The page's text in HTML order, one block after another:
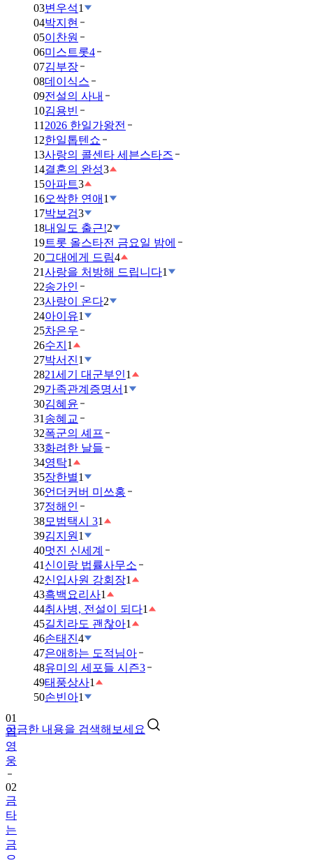
03변우석1
04박지현
05이찬원
06미스트롯4
07김부장
08데이식스
09전설의 사내
10김용빈
11 2026 한일가왕전
12한일톱텐쇼
13사랑의 콜센타 세븐스타즈
14결혼의 완성3
15아파트3
16오싹한 연애 1
17박보검3
18내일도 출근!2
19트롯 올스타전 금요일 밤에
20그대에게 드림4
21사랑을 처방해 드립니다1
22송가인
23사랑이 온다2
24아이유1
25차은우
26수지 1
27박서진1
2821세기 대군부인1
29가족관계증명서 1
30김혜윤
31 송혜교
32폭군의 셰프
33화려한 날들
34영탁1
35장한별1
36언더커버 미쓰홍
37정해인
38모범택시 31
39김지원 1
40멋진 신세계
41 신이랑 법률사무소
42신입사원 강회장1
43흑백요리사1
44취사병, 전설이 되다1
45길치라도 괜찮아1
46손태진4
47은애하는 도적님아
48유미의 세포들 시즌3
49태풍상사1
50손빈아1
궁금한 내용을 검색해보세요
영
웅
02
금
타
는
금
요
일